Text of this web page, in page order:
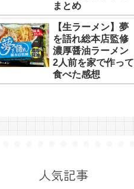
まとめ
【生ラーメン】夢
を語れ総本店監修
濃厚醤油ラーメン
2人前を家で作って
食べた感想
人気記事